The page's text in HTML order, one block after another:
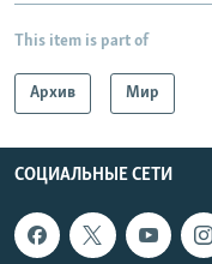
This item is part of
Архив Мир
СОЦИАЛЬНЫЕ СЕТИ